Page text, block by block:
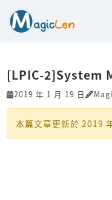
[LPIC-2]System
2019 年 1 月 19 日
本篇文章更新於 2019